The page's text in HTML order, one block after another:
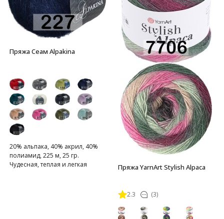
Пряжа Сеам Alpakina
20% альпака, 40% акрил, 40%
полиамид, 225 м, 25 гр.
Чудесная, теплая и легкая
Пряжа YarnArt Stylish Alpaca
2.3 (3)